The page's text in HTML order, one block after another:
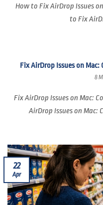
How to Fix AirDrop Issues
to Fix
Fix AirDrop Issues on
8
Fix AirDrop Issues on Mac:
AirDrop Issues on
22
Apr